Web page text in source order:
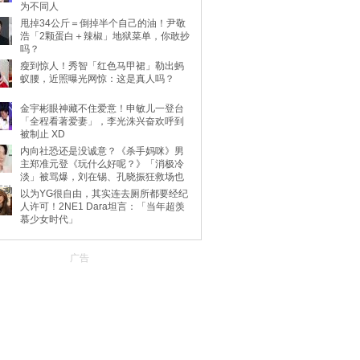
为不同人
甩掉34公斤＝倒掉半个自己的油！尹敬
浩「2颗蛋白＋辣椒」地狱菜单，你敢抄
吗？
瘦到惊人！秀智「红色马甲裙」勒出蚂
蚁腰，近照曝光网惊：这是真人吗？
金宇彬眼神藏不住爱意！申敏儿一登台
「全程看著爱妻」，李光洙兴奋欢呼到
被制止 XD
内向社恐还是没诚意？《杀手妈咪》男
主郑准元登《玩什么好呢？》「消极冷
淡」被骂爆，刘在锡、孔晓振狂救场也
动
以为YG很自由，其实连去厕所都要经纪
人许可！2NE1 Dara坦言：「当年超羡
慕少女时代」
广告